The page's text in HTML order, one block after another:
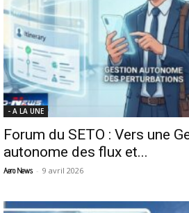
- A LA UNE
Forum du SETO : Vers une
autonome des flux et...
Aero News - 9 avril 2026